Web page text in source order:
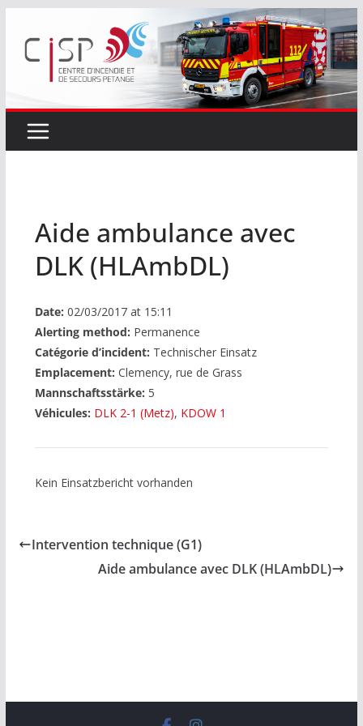
contenu
Aide ambulance avec
DLK (HLAmbDL)
Date: 02/03/2017 at 15:11
Alerting method: Permanence
Catégorie d’incident: Technischer Einsatz
Emplacement: Clemency, rue de Grass
Mannschaftsstärke: 5
Véhicules: DLK 2-1 (Metz), KDOW 1
Kein Einsatzbericht vorhanden
Intervention technique (G1)
Aide ambulance avec DLK (HLAmbDL)